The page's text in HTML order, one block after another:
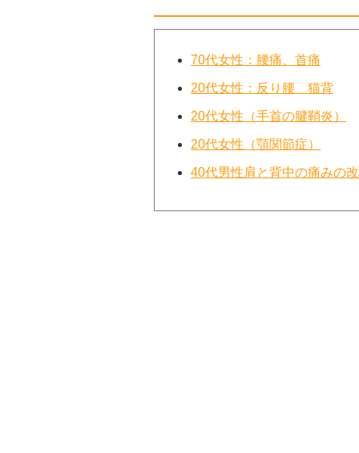
70代女性：腰痛、首痛
20代女性：反り腰 猫背
20代女性（手首の腱鞘炎）
20代女性（顎関節症）
40代男性肩と背中の痛みの